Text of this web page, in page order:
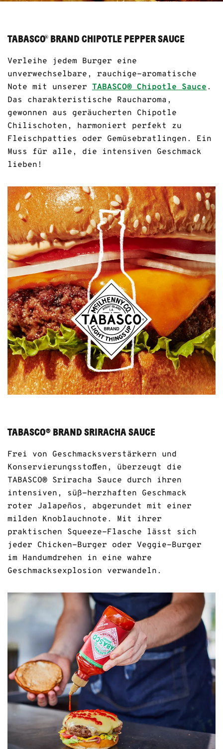
TABASCO® BRAND CHIPOTLE PEPPER SAUCE
Verleihe jedem Burger eine
unverwechselbare, rauchige-aromatische
Note mit unserer TABASCO® Chipotle Sauce .
Das charakteristische Raucharoma,
gewonnen aus geräucherten Chipotle
Chilischoten, harmoniert perfekt zu
Fleischpatties oder Gemüsebratlingen. Ein
Muss für alle, die intensiven Geschmack
lieben!
TABASCO® BRAND SRIRACHA SAUCE
Frei von Geschmacksverstärkern und
Konservierungsstoffen, überzeugt die
TABASCO® Sriracha Sauce durch ihren
intensiven, süß-herzhaften Geschmack
roter Jalapeños, abgerundet mit einer
milden Knoblauchnote. Mit ihrer
praktischen Squeeze-Flasche lässt sich
jeder Chicken-Burger oder Veggie-Burger
im Handumdrehen in eine wahre
Geschmacksexplosion verwandeln.